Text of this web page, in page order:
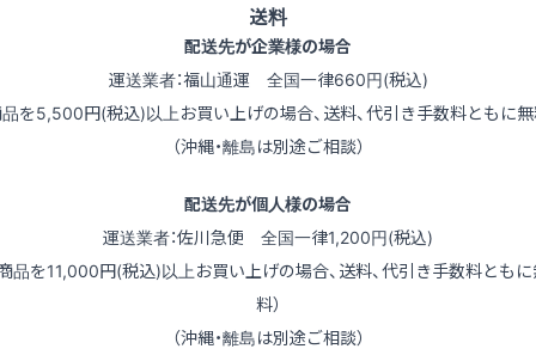
送料
配送先が企業様の場合
運送業者：福山通運 全国一律660円(税込)
品を5,500円(税込)以上お買い上げの場合、送料、代引き手数料ともに無
（沖縄・離島は別途ご相談）
配送先が個人様の場合
運送業者：佐川急便 全国一律1,200円(税込)
品を11,000円(税込)以上お買い上げの場合、送料、代引き手数料とも
料）
（沖縄・離島は別途ご相談）